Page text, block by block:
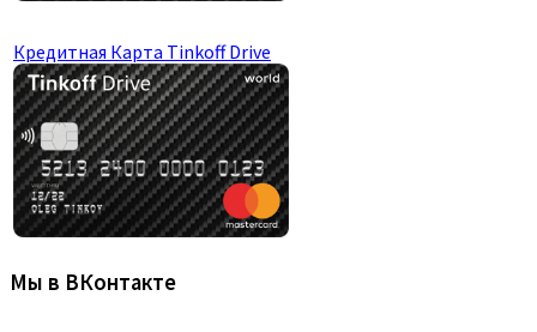
Кредитная Карта Tinkoff Drive
Мы в ВКонтакте